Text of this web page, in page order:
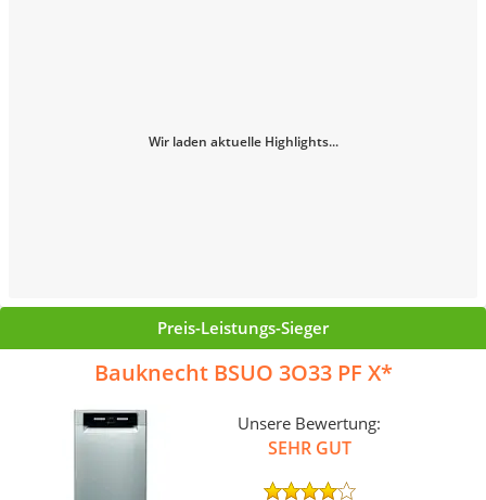
Wir laden aktuelle Highlights...
Preis-Leistungs-Sieger
Bauknecht BSUO 3O33 PF X
Unsere Bewertung:
SEHR GUT